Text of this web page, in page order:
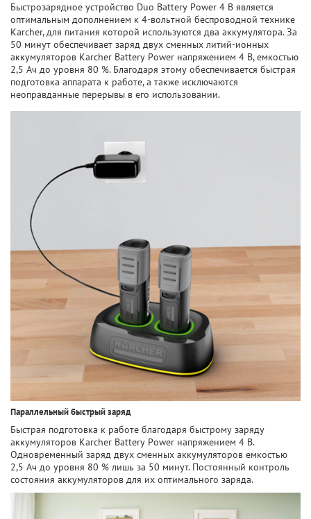
Быстрозарядное устройство Duo Battery Power 4 В является
оптимальным дополнением к 4-вольтной беспроводной технике
Karcher, для питания которой используются два аккумулятора. За
50 минут обеспечивает заряд двух сменных литий-ионных
аккумуляторов Karcher Battery Power напряжением 4 В, емкостью
2,5 Ач до уровня 80 %. Благодаря этому обеспечивается быстрая
подготовка аппарата к работе, а также исключаются
неоправданные перерывы в его использовании.
Параллельный быстрый заряд
Быстрая подготовка к работе благодаря быстрому заряду
аккумуляторов Karcher Battery Power напряжением 4 В.
Одновременный заряд двух сменных аккумуляторов емкостью
2,5 Ач до уровня 80 % лишь за 50 минут. Постоянный контроль
состояния аккумуляторов для их оптимального заряда.